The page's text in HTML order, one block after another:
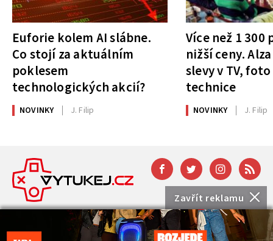
Zavřít reklamu
Euforie kolem AI slábne.
Co stojí za aktuálním
poklesem
technologických akcií?
NOVINKY J. Filip
Více než 1
nižší ceny.
slevy v TV,
technice
NOVINKY J. Filip